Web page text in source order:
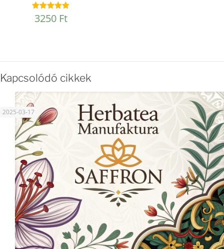
Értékelés:
4.93
3250 Ft
Kapcsolódó cikkek
2025-03-17